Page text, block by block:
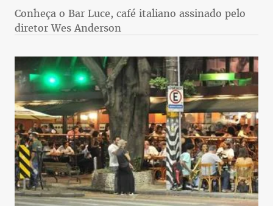
Conheça o Bar Luce, café italiano assinado pelo
diretor Wes Anderson